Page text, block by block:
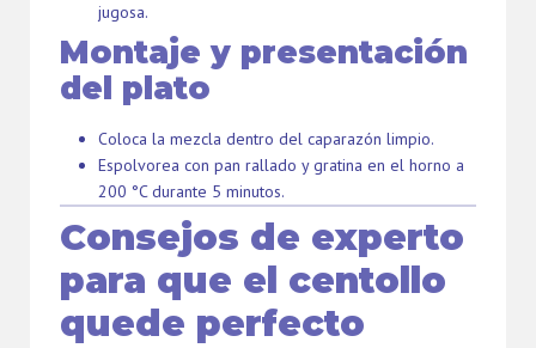
jugosa.
Montaje y presentación
del plato
Coloca la mezcla dentro del caparazón limpio.
Espolvorea con pan rallado y gratina en el horno a
200 °C durante 5 minutos.
Consejos de experto
para que el centollo
quede perfecto